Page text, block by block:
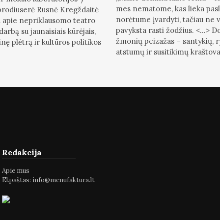
Rusnė Kregždaitė
apie nepriklausomo teatro
su jaunaisiais kūrėjais,
plėtrą ir kultūros politikos
mes nematome, kas lieka
norėtume įvardyti, tačiau ne
pavyksta rasti žodžius. <...>
žmonių peizažas – santykių,
atstumų ir susitikimų
Redakcija
Apie mus
El.paštas: info@menufaktura.lt